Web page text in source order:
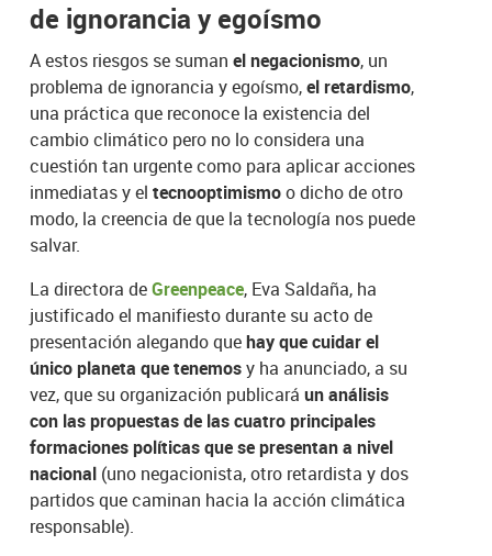
de ignorancia y egoísmo
A estos riesgos se sumanel negacionismo, un
problema de ignorancia y egoísmo,el retardismo,
una práctica que reconoce la existencia del
cambio climático pero no lo considera una
cuestión tan urgente como para aplicar acciones
inmediatas y eltecnooptimismoo dicho de otro
modo, la creencia de que la tecnología nos puede
salvar.
La directora deGreenpeace, Eva Saldaña, ha
justificado el manifiesto durante su acto de
presentación alegando quehay que cuidar el
único planeta que tenemosy ha anunciado, a su
vez, que su organización publicará un análisis
con las propuestas de las cuatro principales
formaciones políticas que se presentan a nivel
nacional (uno negacionista, otro retardista y dos
partidos que caminan hacia la acción climática
responsable).